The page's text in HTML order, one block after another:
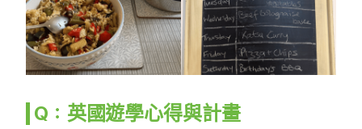
Q：英國遊學心得與計畫